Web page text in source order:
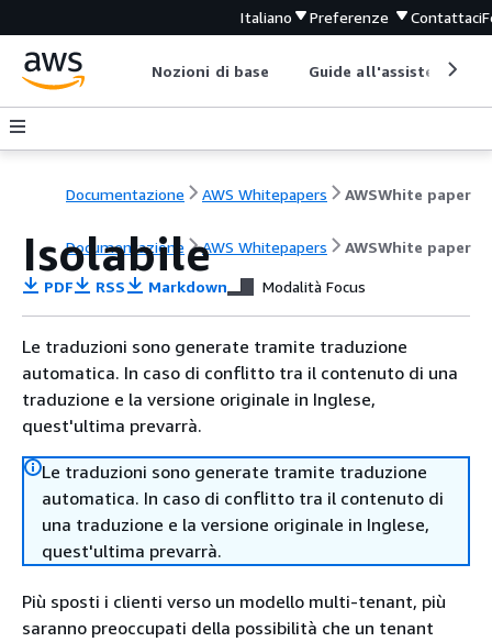
Italiano Preferenze Contattaci
Nozioni di base Guide all'assistenza
Documentazione AWS Whitepapers AWSWhite paper
Documentazione AWS Whitepapers AWSWhite paper
Isolabile
PDF RSS Markdown Modalità Focus
Le traduzioni sono generate tramite traduzione
automatica. In caso di conflitto tra il contenuto di una
traduzione e la versione originale in Inglese,
quest'ultima prevarrà.
Le traduzioni sono generate tramite traduzione
automatica. In caso di conflitto tra il contenuto di
una traduzione e la versione originale in Inglese,
quest'ultima prevarrà.
Più sposti i clienti verso un modello multi-tenant, più
saranno preoccupati della possibilità che un tenant